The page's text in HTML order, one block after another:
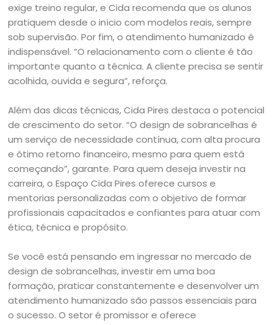
exige treino regular, e Cida recomenda que os alunos
pratiquem desde o início com modelos reais, sempre
sob supervisão. Por fim, o atendimento humanizado é
indispensável. “O relacionamento com o cliente é tão
importante quanto a técnica. A cliente precisa se sentir
acolhida, ouvida e segura”, reforça.
Além das dicas técnicas, Cida Pires destaca o potencial
de crescimento do setor. “O design de sobrancelhas é
um serviço de necessidade contínua, com alta procura
e ótimo retorno financeiro, mesmo para quem está
começando”, garante. Para quem deseja investir na
carreira, o Espaço Cida Pires oferece cursos e
mentorias personalizadas com o objetivo de formar
profissionais capacitados e confiantes para atuar com
ética, técnica e propósito.
Se você está pensando em ingressar no mercado de
design de sobrancelhas, investir em uma boa
formação, praticar constantemente e desenvolver um
atendimento humanizado são passos essenciais para
o sucesso. O setor é promissor e oferece